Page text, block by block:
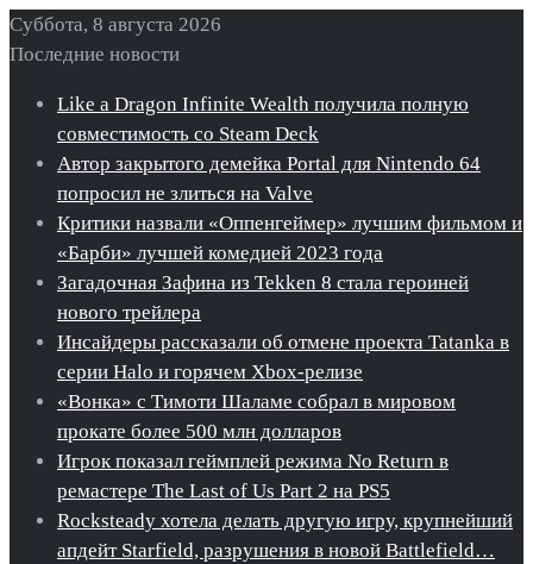
Суббота, 8 августа 2026
Последние новости
Like a Dragon Infinite Wealth получила полную
совместимость со Steam Deck
Автор закрытого демейка Portal для Nintendo 64
попросил не злиться на Valve
Критики назвали «Оппенгеймер» лучшим фильмом и
«Барби» лучшей комедией 2023 года
Загадочная Зафина из Tekken 8 стала героиней
нового трейлера
Инсайдеры рассказали об отмене проекта Tatanka в
серии Halo и горячем Xbox-релизе
«Вонка» с Тимоти Шаламе собрал в мировом
прокате более 500 млн долларов
Игрок показал геймплей режима No Return в
ремастере The Last of Us Part 2 на PS5
Rocksteady хотела делать другую игру, крупнейший
апдейт Starfield, разрушения в новой Battlefield…